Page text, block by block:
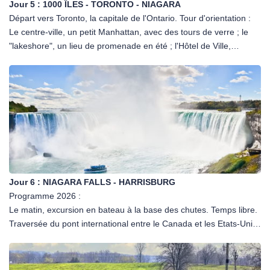
Croisière d'1 heure entre les îles. Dîner. Nuit
Jour 5 : 1000 ÎLES - TORONTO - NIAGARA
Départ vers Toronto, la capitale de l'Ontario. Tour d'orientation :
Le centre-ville, un petit Manhattan, avec des tours de verre ; le
"lakeshore", un lieu de promenade en été ; l'Hôtel de Ville,
Cathédral St Michael; la Tour CN, la plus haute du monde. En
Option : Ascension de la Tour CN. Déjeuner. Puis route pour
Niagara Falls via petit arrêt au charmant village de Niagara-On-
The-Lake. En OPTION survol en hélico des chutes. Temps libre.
Dîner libre et nuit hôtel.
Jour 6 : NIAGARA FALLS - HARRISBURG
Programme 2026 :
Le matin, excursion en bateau à la base des chutes. Temps libre.
Traversée du pont international entre le Canada et les Etats-Unis
est la deuxième plus grande ville de l'Etat de New York. Déjeuner.
Route à travers le massif des Appalaches vers Harrisburg, la